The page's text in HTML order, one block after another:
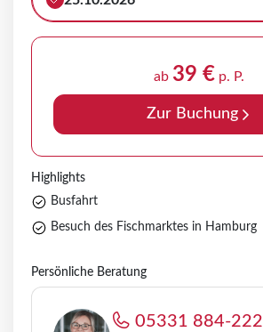
ab 39 € p. P.
Zur Buchung
Highlights
Busfahrt
Besuch des Fischmarktes in Hamburg
Persönliche Beratung
05331 884-222